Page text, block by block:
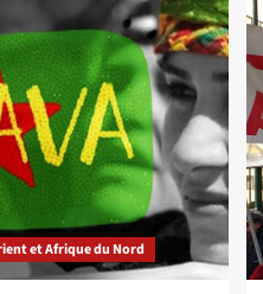
et Afrique du Nord